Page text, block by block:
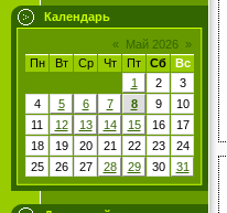
Календарь
« Май 2026 »
Пн
Вт Ср Чт Пт Сб
Вс
1
2
3
4
5 6 7 8 9
10
11
12 13 14 15 16
17
18
19 20 21 22 23
24
25
26 27 28 29 30 31